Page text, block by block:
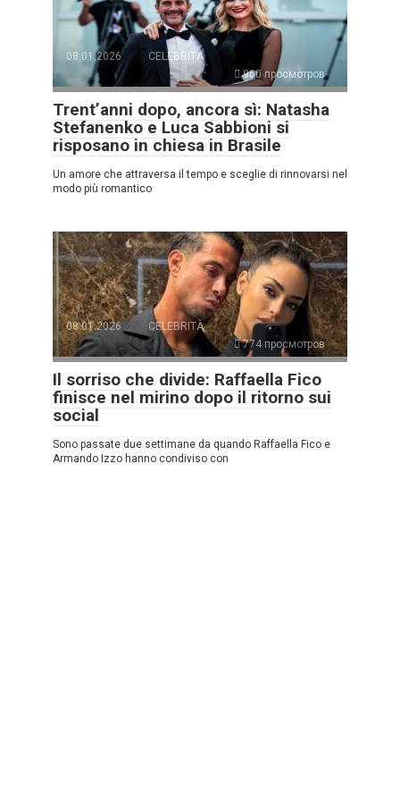
08.01.2026
CELEBRITÀ
960 просмотров
Trent’anni dopo, ancora sì: Natasha
Stefanenko e Luca Sabbioni si
risposano in chiesa in Brasile
Un amore che attraversa il tempo e sceglie di rinnovarsi nel
modo più romantico
08.01.2026
CELEBRITÀ
774 просмотров
Il sorriso che divide: Raffaella Fico
finisce nel mirino dopo il ritorno sui
social
Sono passate due settimane da quando Raffaella Fico e
Armando Izzo hanno condiviso con